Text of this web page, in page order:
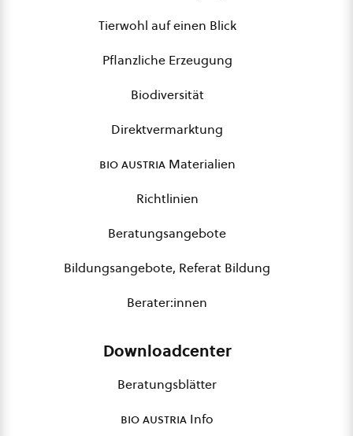
Tierwohl auf einen Blick
Pflanzliche Erzeugung
Biodiversität
Direktvermarktung
bio austriaMaterialien
Richtlinien
Beratungsangebote
Bildungsangebote, Referat Bildung
Berater:innen
Downloadcenter
Beratungsblätter
bio austria Info